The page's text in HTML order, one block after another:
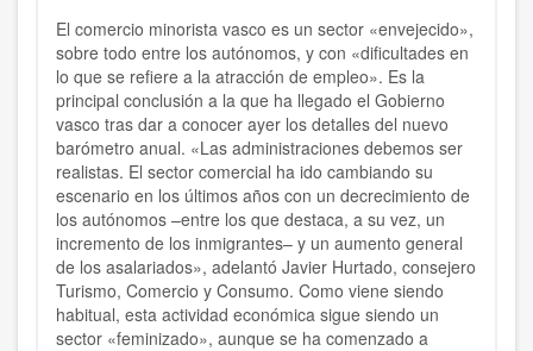
El comercio minorista vasco es un sector «envejecido»,
sobre todo entre los autónomos, y con «dificultades en
lo que se refiere a la atracción de empleo». Es la
principal conclusión a la que ha llegado el Gobierno
vasco tras dar a conocer ayer los detalles del nuevo
barómetro anual. «Las administraciones debemos ser
realistas. El sector comercial ha ido cambiando su
escenario en los últimos años con un decrecimiento de
los autónomos –entre los que destaca, a su vez, un
incremento de los inmigrantes– y un aumento general
de los asalariados», adelantó Javier Hurtado, consejero
Turismo, Comercio y Consumo. Como viene siendo
habitual, esta actividad económica sigue siendo un
sector «feminizado», aunque se ha comenzado a